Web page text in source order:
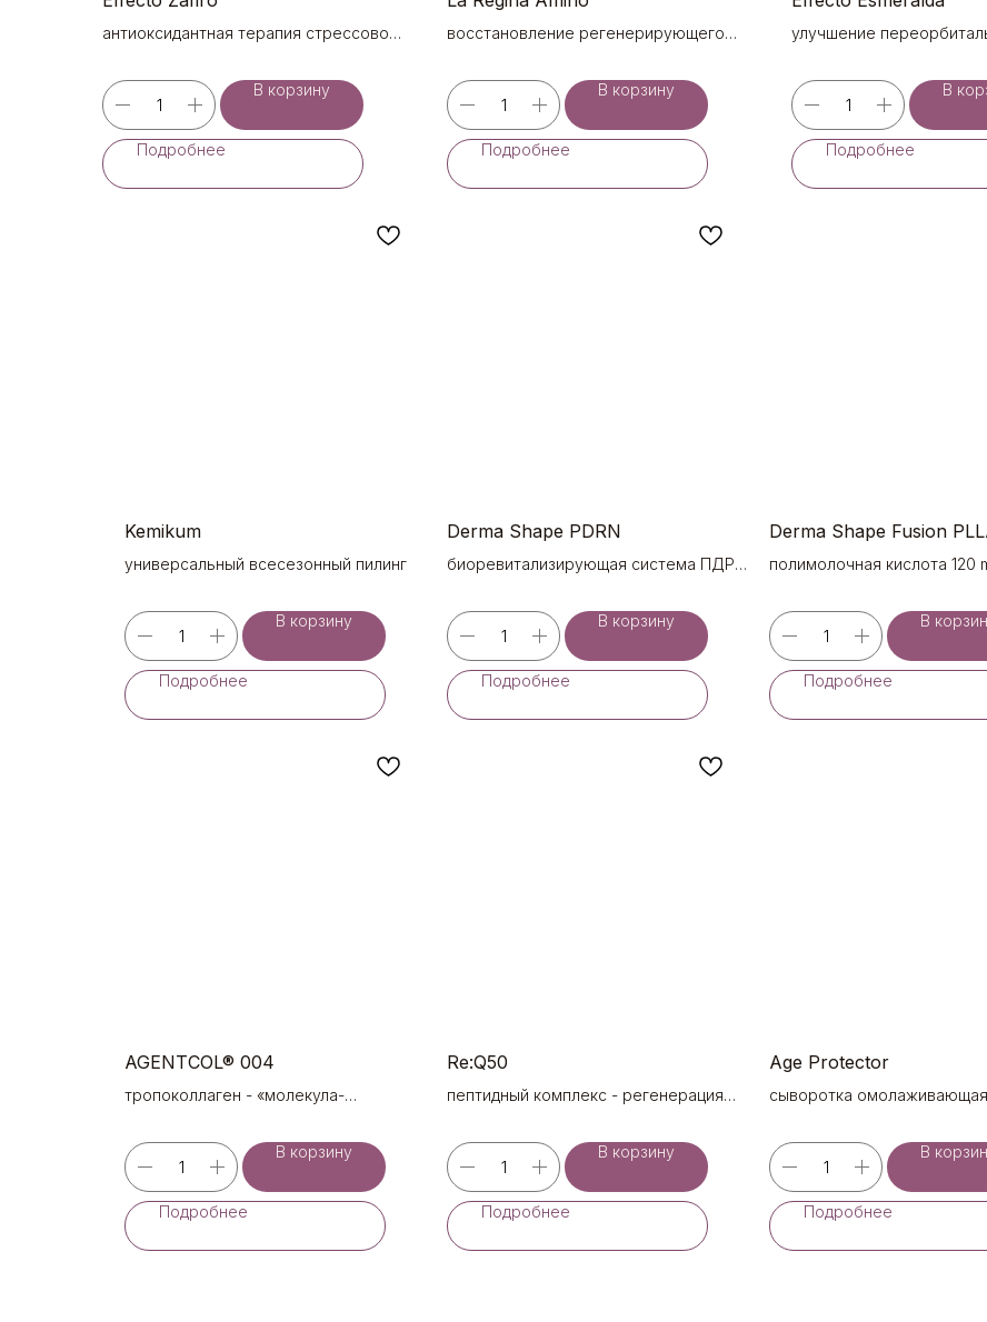
антиоксидантная терапия стрессовой
В корзину
Подробнее
восстановление регенерирующего
групп и морфотипов старения (2х6 ml)
В корзину
Подробнее
улучшение
В
Подробнее
Kemikum
универсальный всесезонный пилинг
В корзину
Подробнее
Derma Shape PDRN
биоревитализирующая система ПДРН
В корзину
Подробнее
Derma Shape Fusion
полимолочная кислота 120
В
Подробнее
AGENTCOL® 004
тропоколлаген - «молекула-
В корзину
Подробнее
Re:Q50
пептидный комплекс - регенерация
противовоспалительное действие
В корзину
Подробнее
Age Protector
сыворотка
В
Подробнее